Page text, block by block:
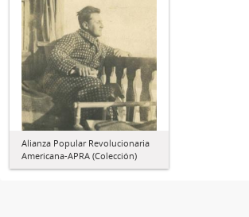
Alianza Popular Revolucionaria
Americana-APRA (Colección)